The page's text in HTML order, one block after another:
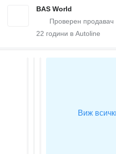
BAS World
22 години в Autoline